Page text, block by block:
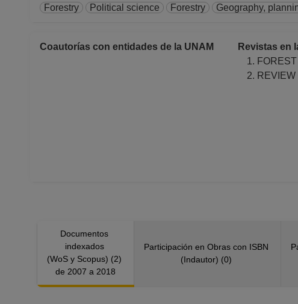
Desde 01-09-2010 hasta 31-01-
Forestry Political science Forestry Geography,
Coautorías con entidades de la UNAM Revistas en
Documentos
indexados
(WoS y Scopus) (2)
de 2007 a 2018
Participación en Obras con ISBN
(Indautor) (0)